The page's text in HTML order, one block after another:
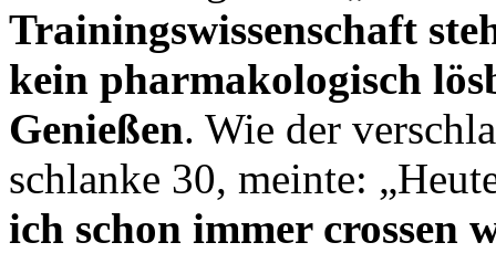
Trainingswissenschaft
kein pharmakologisch
Genießen. Wie der
schlanke 30, meinte:
ich schon immer crossen